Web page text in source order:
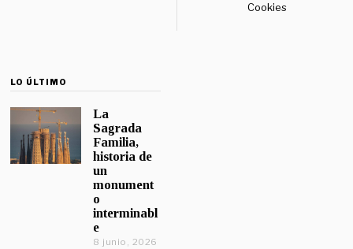
Cookies
LO ÚLTIMO
La
Sagrada
Familia,
historia de
un
monument
o
interminabl
e
8 junio, 2026